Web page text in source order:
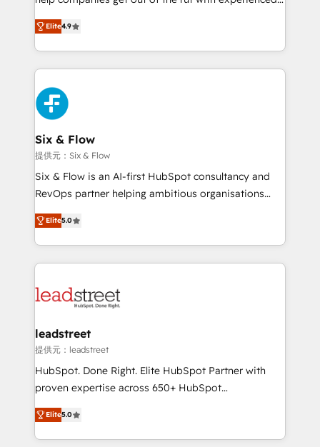
business, processes and systems 🏢 We specialise in
working with mid-market and enterprise
organisations, global organisations and those with
complex use cases 🏆 CRM Implementation,
Platform Enablement, Custom Integration and
Onboarding Accredited 🔐 ISO27001 & ISO9001
Certified
process-oriented teams implementing HubSpot
Marketing, Sales, Service, CMS and Operations Hub,
so selling and actually engaging with your customers
feels easy and pain-free. We are a top ranked
HubSpot Elite Partner, winner of Rookie of the Year
and Customer First Awards, 4.9/5 rating in HubSpot
Reviews and 4.9/5 rating in Clutch Reviews. Digifianz
helps the following industries: logistics & 3PL, home
improvement & construction, branding and
commercialization, real estate, health, education,
SaaS, Software Dev & IT and consulting, make the
the United States, EU, UAE, Mexico and Latin
America. From casual user to super fan: make
Elite4.9
Six & Flow
提供元：Six & Flow
Six & Flow is an AI-first HubSpot consultancy and
RevOps partner helping ambitious organisations
grow with clarity, confidence, and intelligence.
Operating across the UK, Netherlands, Ireland, and
Canada, we’ve delivered thousands of successful
HubSpot projects for mid-market and enterprise
combine HubSpot, data, and AI to design connected
and technology for predictable, scalable revenue
growth. Our expertise spans RevOps, CRM and data
architecture, AI enablement, and strategic marketing,
delivered through our proprietary FLAIR framework
Partner and ISO 27001:2022 certified consultancy,
we blend strategy, creativity, and technology to help
Elite5.0
leadstreet
提供元：leadstreet
HubSpot. Done Right. Elite HubSpot Partner with
proven expertise across 650+ HubSpot
implementations. With 12+ years of HubSpot
experience, we help you use the HubSpot platform
to its fullest capacity, improve your current HubSpot
Elite5.0